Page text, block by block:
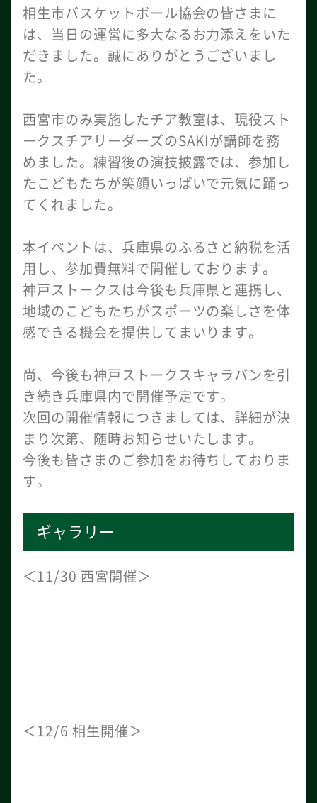
相生市バスケットボール協会の皆さまに
は、当日の運営に多大なるお力添えをいた
だきました。誠にありがとうございまし
た。
西宮市のみ実施したチア教室は、現役スト
ークスチアリーダーズのSAKIが講師を務
めました。練習後の演技披露では、参加し
たこどもたちが笑顔いっぱいで元気に踊っ
てくれました。
本イベントは、兵庫県のふるさと納税を活
用し、参加費無料で開催しております。
神戸ストークスは今後も兵庫県と連携し、
地域のこどもたちがスポーツの楽しさを体
感できる機会を提供してまいります。
尚、今後も神戸ストークスキャラバンを引
き続き兵庫県内で開催予定です。
次回の開催情報につきましては、詳細が決
まり次第、随時お知らせいたします。
今後も皆さまのご参加をお待ちしておりま
す。
ギャラリー
＜11/30 西宮開催＞
＜12/6 相生開催＞